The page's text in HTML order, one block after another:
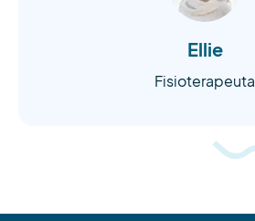
Ellie
Fisioterapeuta